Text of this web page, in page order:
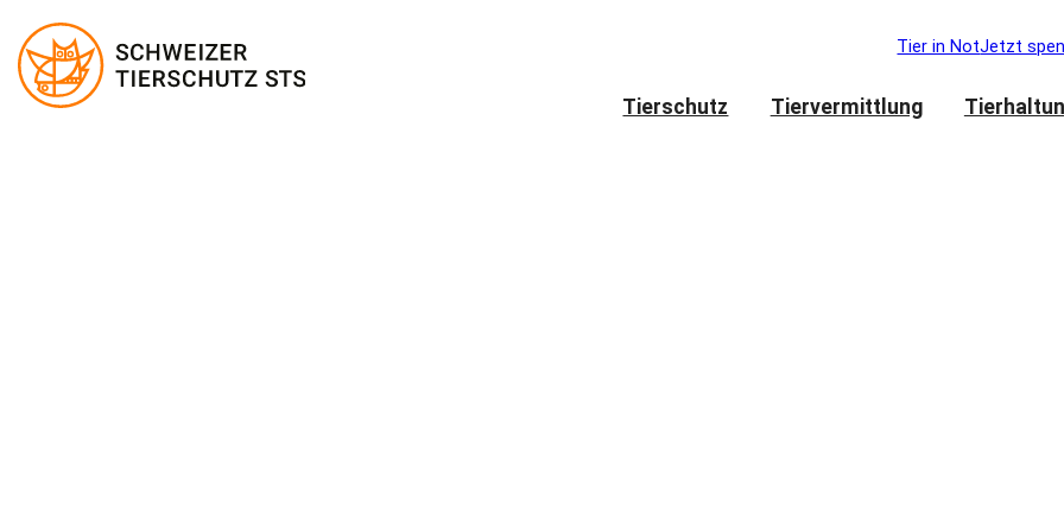
Tier in NotJetzt
Tierschutz Tiervermittlung